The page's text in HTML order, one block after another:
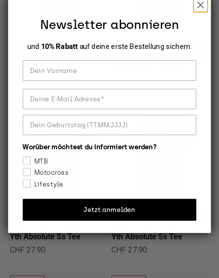
Yth Absolute Ss Tee
Angebot
CHF 27.90
Angebot
CHF 27.90
Yth Absolute Ss Tee
Angebot
CHF 27.90
Yth Absolute Ss Tee
Angebot
CHF 27.90
Newsletter abonnieren
und 10% Rabatt auf deine erste Bestellung sichern.
Dein Vorname
Worüber möchtest du informiert werden?
MTB
Motocross
Lifestyle
Jetzt anmelden